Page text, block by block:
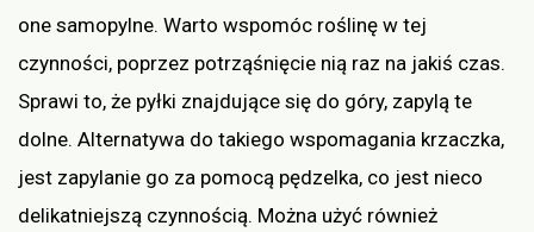
one samopylne. Warto wspomóc roślinę w tej
czynności, poprzez potrząśnięcie nią raz na jakiś czas.
Sprawi to, że pyłki znajdujące się do góry, zapylą te
dolne. Alternatywa do takiego wspomagania krzaczka,
jest zapylanie go za pomocą pędzelka, co jest nieco
delikatniejszą czynnością. Można użyć również